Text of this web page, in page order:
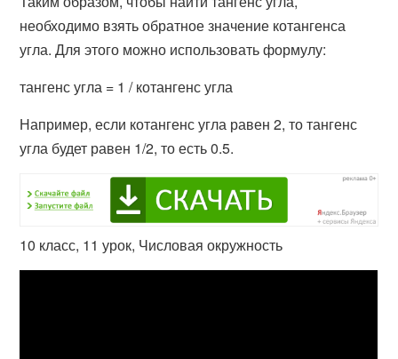
необходимо взять обратное значение котангенса
угла. Для этого можно использовать формулу:
тангенс угла = 1 / котангенс угла
Например, если котангенс угла равен 2, то тангенс
угла будет равен 1/2, то есть 0.5.
10 класс, 11 урок, Числовая окружность